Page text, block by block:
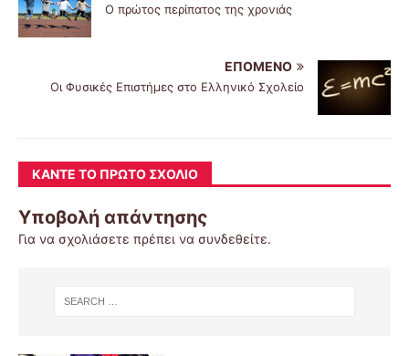
Ο πρώτος περίπατος της χρονιάς
ΕΠΌΜΕΝΟ
Οι Φυσικές Επιστήμες στο Ελληνικό Σχολείο
ΚΆΝΤΕ ΤΟ ΠΡΏΤΟ ΣΧΌΛΙΟ
Υποβολή απάντησης
Για να σχολιάσετε πρέπει να συνδεθείτε.